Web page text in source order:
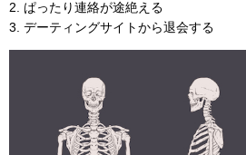
2. ぱったり連絡が途絶える
3. デーティングサイトから退会する